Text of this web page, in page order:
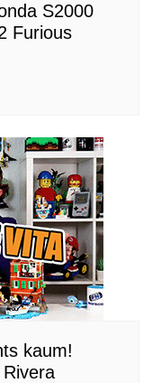
S2000
Furious
kaum!